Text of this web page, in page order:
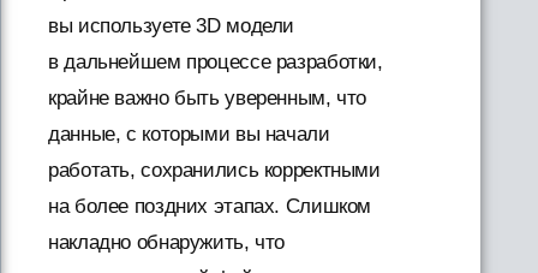
вы используете 3D модели
в дальнейшем процессе разработки,
крайне важно быть уверенным, что
данные, с которыми вы начали
работать, сохранились корректными
на более поздних этапах. Слишком
накладно обнаружить, что